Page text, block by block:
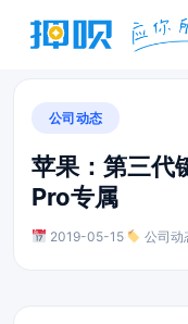
公司动态
苹果：第三
Pro专属
2019-05-15· 公司动